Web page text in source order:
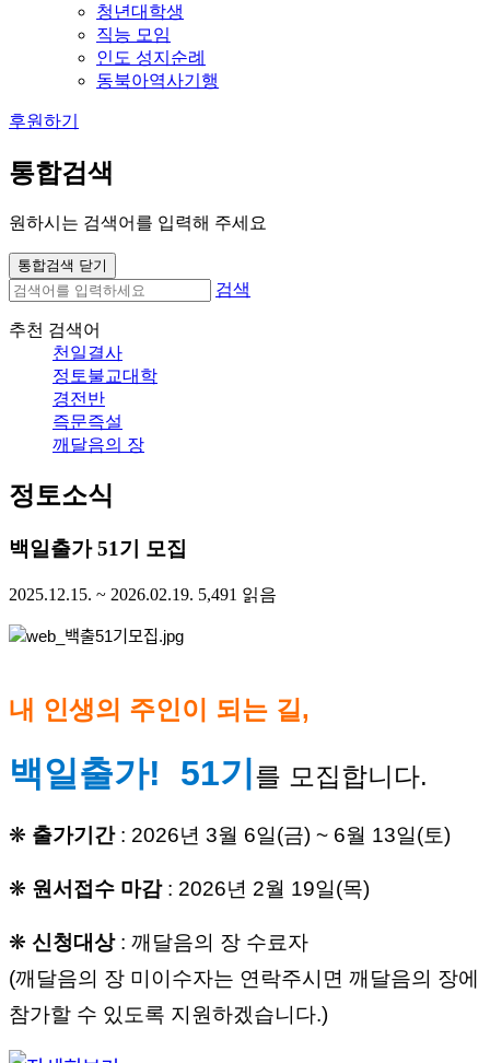
청년대학생
직능 모임
인도 성지순례
동북아역사기행
후원하기
통합검색
원하시는 검색어를 입력해 주세요
통합검색 닫기
검색
추천 검색어
천일결사
정토불교대학
경전반
즉문즉설
깨달음의 장
정토소식
백일출가 51기 모집
2025.12.15. ~ 2026.02.19. 5,491 읽음
내 인생의 주인이 되는 길,
백일출가!  51기를 모집합니다.
❋ 출가기간 : 2026년 3월 6일(금) ~ 6월 13일(토)
❋ 원서접수 마감 : 2026년 2월 19일(목)
❋ 신청대상 : 깨달음의 장 수료자
(깨달음의 장 미이수자는 연락주시면 깨달음의 장에
참가할 수 있도록 지원하겠습니다.)